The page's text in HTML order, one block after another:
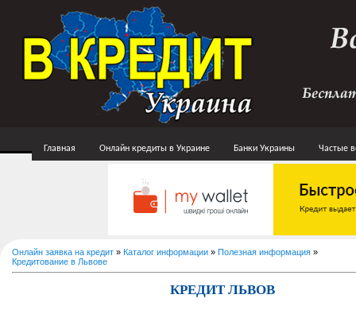
Главная Онлайн кредиты в Украине Банки Украины Частые
Онлайн заявка на кредит » Каталог информации » Полезная информация »
Кредитование в Львове
КРЕДИТ ЛЬВОВ